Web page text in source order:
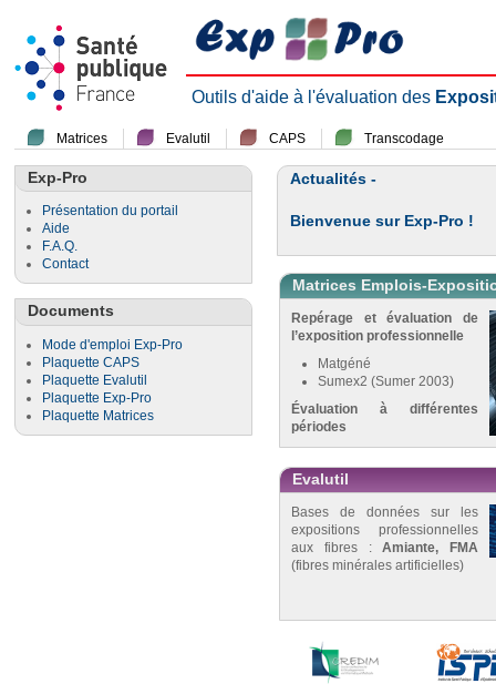
Outils d'aide à l'évaluation des
Matrices Evalutil CAPS Transcodage
Exp-Pro
Présentation du portail
Aide
F.A.Q.
Contact
Documents
Mode d'emploi Exp-Pro
Plaquette CAPS
Plaquette Evalutil
Plaquette Exp-Pro
Plaquette Matrices
Actualités -
Bienvenue sur Exp-Pro !
Matrices Emplois-
Repérage et évaluation de
l’exposition professionnelle
Matgéné
Sumex2 (Sumer 2003)
Évaluation à différentes
périodes
Evalutil
Bases de données sur les
expositions professionnelles
aux fibres :Amiante, FMA
(fibres minérales artificielles)